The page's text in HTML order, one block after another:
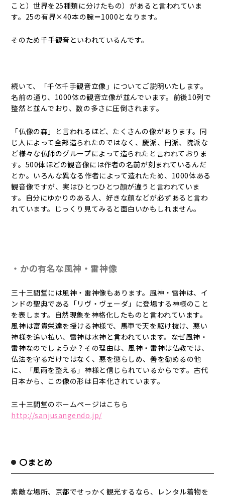
こと）世界を25種類に分けたもの）があると言われていま
す。25の有界×40本の腕＝1000となります。
そのため千手観音といわれているんです。
続いて、「千体千手観音立像」についてご説明いたします。
名前の通り、1000体の観音立像が並んでいます。前後10列で
整然と並んでおり、数の多さに圧倒されます。
「仏像の森」と言われるほど、たくさんの像があります。同
じ人によって全部造られたのではなく、慶派、円派、院派な
ど様々な仏師のグループによって造られたと言われておりま
す。500体ほどの観音像には作者の名前が刻まれているんだ
とか。いろんな異なる作者によって造れたため、1000体ある
観音像ですが、実はひとつひとつ顔が違うと言われていま
す。自分にゆかりのある人、好きな顔などが必ずあると言わ
れています。じっくり見てみると面白いかもしれません。
・かの有名な風神・雷神像
三十三間堂には風神・雷神像もあります。風神・雷神は、イ
ンドの聖典である「リヴ・ヴェーダ」に登場する神様のこと
を表します。自然現象を神格化したものと言われています。
風神は富貴栄達を授ける神様で、馬車で天を駆け抜け、悪い
神様を追い払い、雷神は水神と言われています。なぜ風神・
雷神なのでしょうか？その理由は、風神・雷神は仏教では、
仏法を守るだけではなく、悪を懲らしめ、善を勧めるの他
に、「風雨を整える」神様と信じられているからです。古代
日本から、この像の形は日本化されています。
三十三間堂のホームページはこちら
http://sanjusangendo.jp/
〇まとめ
素敵な場所、京都でせっかく観光するなら、レンタル着物を